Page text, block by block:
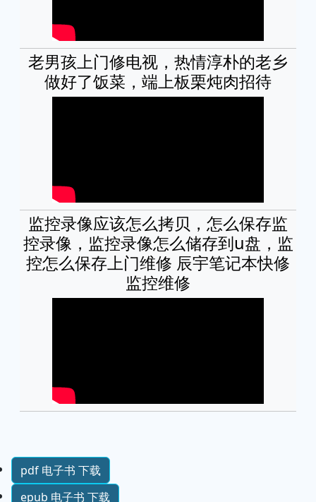
老男孩上门修电视，热情淳朴的老乡
做好了饭菜，端上板栗炖肉招待
监控录像应该怎么拷贝，怎么保存监
控录像，监控录像怎么储存到u盘，监
控怎么保存上门维修 辰宇笔记本快修
监控维修
pdf 电子书 下载
epub 电子书 下载